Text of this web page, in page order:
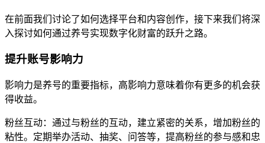
在前面我们讨论了如何选择平台和内容创作，接下来我们将深
入探讨如何通过养号实现数字化财富的跃升之路。
提升账号影响力
影响力是养号的重要指标，高影响力意味着你有更多的机会获
得收益。
粉丝互动：通过与粉丝的互动，建立紧密的关系，增加粉丝的
粘性。定期举办活动、抽奖、问答等，提高粉丝的参与感和忠